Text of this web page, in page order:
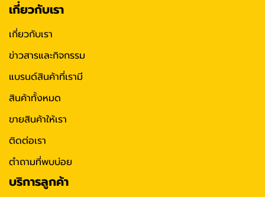
เกี่ยวกับเรา
เกี่ยวกับเรา
ข่าวสารและกิจกรรม
แบรนด์สินค้าที่เรามี
สินค้าทั้งหมด
ขายสินค้าให้เรา
ติดต่อเรา
ตำถามที่พบบ่อย
บริการลูกค้า